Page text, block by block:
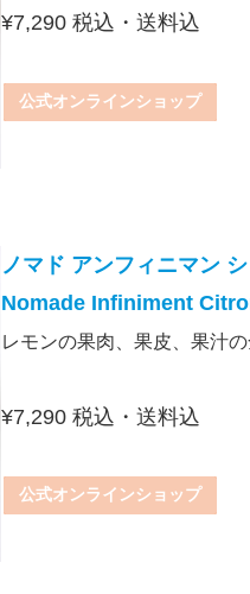
¥7,290 税込・送料込
公式オンラインショップ
ノマド アンフィニマン
Nomade Infiniment
レモンの果肉、果皮、果汁
¥7,290 税込・送料込
公式オンラインショップ